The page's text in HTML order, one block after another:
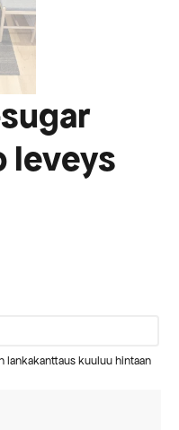
leveys
lankakanttaus kuuluu hintaan